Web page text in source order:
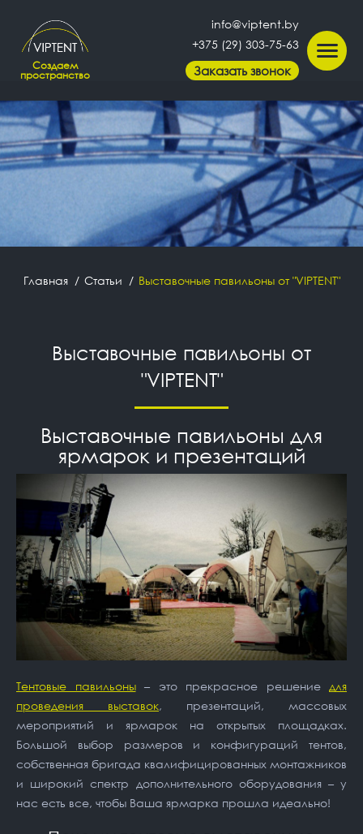
Создаем
пространство
info@viptent.by
+375 (29) 303-75-63
Заказать звонок
Главная Статьи Выставочные павильоны от "VIPTENT"
Выставочные павильоны от
"VIPTENT"
Выставочные павильоны для
ярмарок и презентаций
Тентовые павильоны– это прекрасное решение для
проведения выставок, презентаций, массовых
мероприятий и ярмарок на открытых площадках.
Большой выбор размеров и конфигураций тентов,
собственная бригада квалифицированных монтажников
и широкий спектр дополнительного оборудования – у
нас есть все, чтобы Ваша ярмарка прошла идеально!